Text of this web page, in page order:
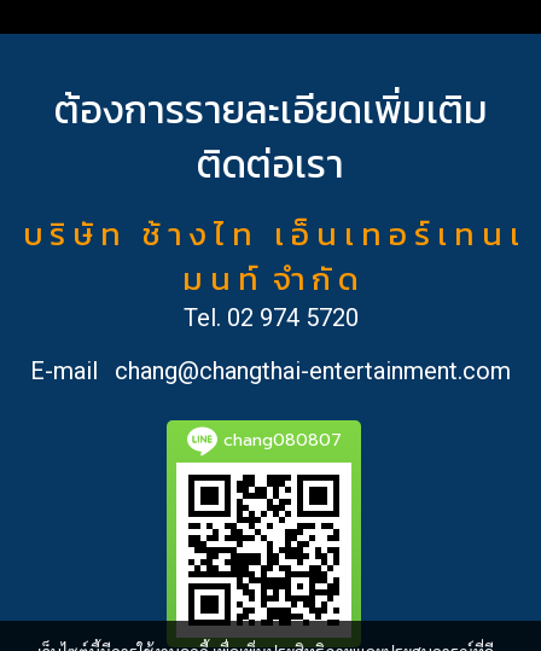
ต้องการรายละเอียดเพิ่มเติม
ติดต่อเรา
บ ริ ษั ท ช้ า ง ไ ท เ อ็ น เ ท อ ร์ เ ท น เ
ม น ท์ จำ กั ด
Tel. 02 974 5720
E-mail
chang@changthai-entertainment.com
chang080807